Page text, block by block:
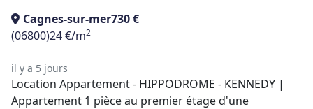
Cagnes-sur-mer730 €
(06800)24 €/m2
il y a 5 jours
Location Appartement - HIPPODROME - KENNEDY |
Appartement 1 pièce au premier étage d'une